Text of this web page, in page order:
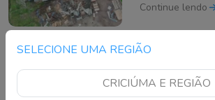
SELECIONE UMA REGIÃO
CRICIÚMA E REGIÃO
Continue lendo
acidente
101 em São